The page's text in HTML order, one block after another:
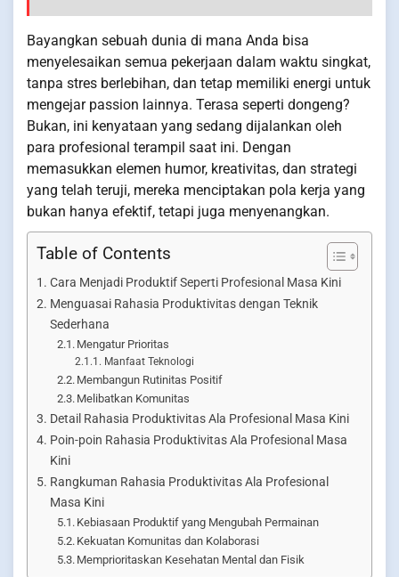
Bayangkan sebuah dunia di mana Anda bisa
menyelesaikan semua pekerjaan dalam waktu singkat,
tanpa stres berlebihan, dan tetap memiliki energi untuk
mengejar passion lainnya. Terasa seperti dongeng?
Bukan, ini kenyataan yang sedang dijalankan oleh
para profesional terampil saat ini. Dengan
memasukkan elemen humor, kreativitas, dan strategi
yang telah teruji, mereka menciptakan pola kerja yang
bukan hanya efektif, tetapi juga menyenangkan.
Table of Contents
Cara Menjadi Produktif Seperti Profesional Masa Kini
Menguasai Rahasia Produktivitas dengan Teknik
Sederhana
Mengatur Prioritas
Manfaat Teknologi
Membangun Rutinitas Positif
Melibatkan Komunitas
Detail Rahasia Produktivitas Ala Profesional Masa Kini
Poin-poin Rahasia Produktivitas Ala Profesional Masa
Kini
Rangkuman Rahasia Produktivitas Ala Profesional
Masa Kini
Kebiasaan Produktif yang Mengubah Permainan
Kekuatan Komunitas dan Kolaborasi
Memprioritaskan Kesehatan Mental dan Fisik